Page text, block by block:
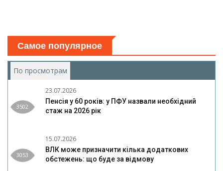
Самое популярное
По просмотрам
3502
23.07.2026
Пенсія у 60 років: у ПФУ назвали необхідний
стаж на 2026 рік
3053
15.07.2026
ВЛК може призначити кілька додаткових
обстежень: що буде за відмову